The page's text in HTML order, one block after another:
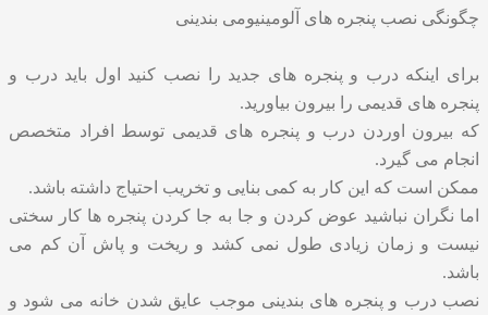
چگونگی نصب پنجره های آلومینیومی بندینی
برای اینکه درب و پنجره های جدید را نصب کنید اول باید درب و
پنجره های قدیمی را بیرون بیاورید.
که بیرون اوردن درب و پنجره های قدیمی توسط افراد متخصص
انجام می گیرد.
ممکن است که این کار به کمی بنایی و تخریب احتیاج داشته باشد.
اما نگران نباشید عوض کردن و جا به جا کردن پنجره ها کار سختی
نیست و زمان زیادی طول نمی کشد و ریخت و پاش آن کم می
باشد.
نصب درب و پنجره های بندینی موجب عایق شدن خانه می شود و